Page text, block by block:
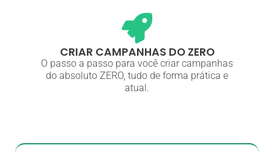
CRIAR CAMPANHAS DO ZERO
O passo a passo para você criar campanhas
do absoluto ZERO, tudo de forma prática e
atual.